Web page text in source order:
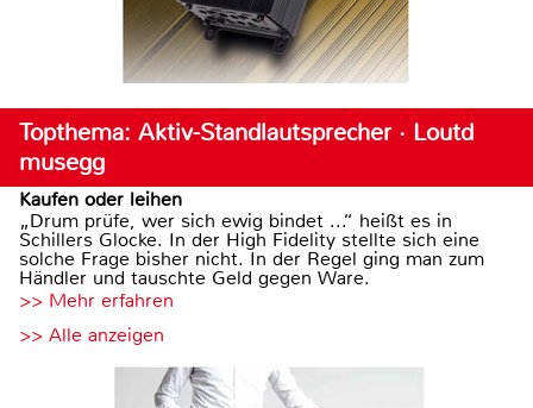
Topthema: Aktiv-Standlautsprecher · Loutd
musegg
Kaufen oder leihen
„Drum prüfe, wer sich ewig bindet ...“ heißt es in
Schillers Glocke. In der High Fidelity stellte sich eine
solche Frage bisher nicht. In der Regel ging man zum
Händler und tauschte Geld gegen Ware.
>> Mehr erfahren
>> Alle anzeigen